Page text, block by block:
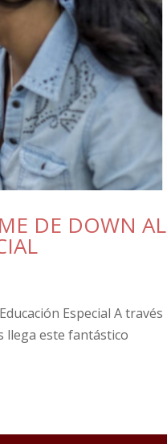
DE DOWN AL
Especial A través
llega este fantástico